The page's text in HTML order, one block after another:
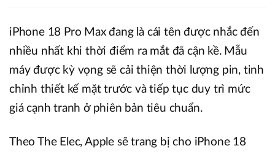
iPhone 18 Pro Max đang là cái tên được nhắc đến
nhiều nhất khi thời điểm ra mắt đã cận kề. Mẫu
máy được kỳ vọng sẽ cải thiện thời lượng pin, tinh
chỉnh thiết kế mặt trước và tiếp tục duy trì mức
giá cạnh tranh ở phiên bản tiêu chuẩn.
Theo The Elec, Apple sẽ trang bị cho iPhone 18